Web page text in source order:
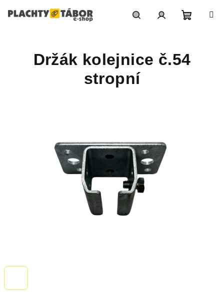
košík
Držák kolejnice č.54
stropní